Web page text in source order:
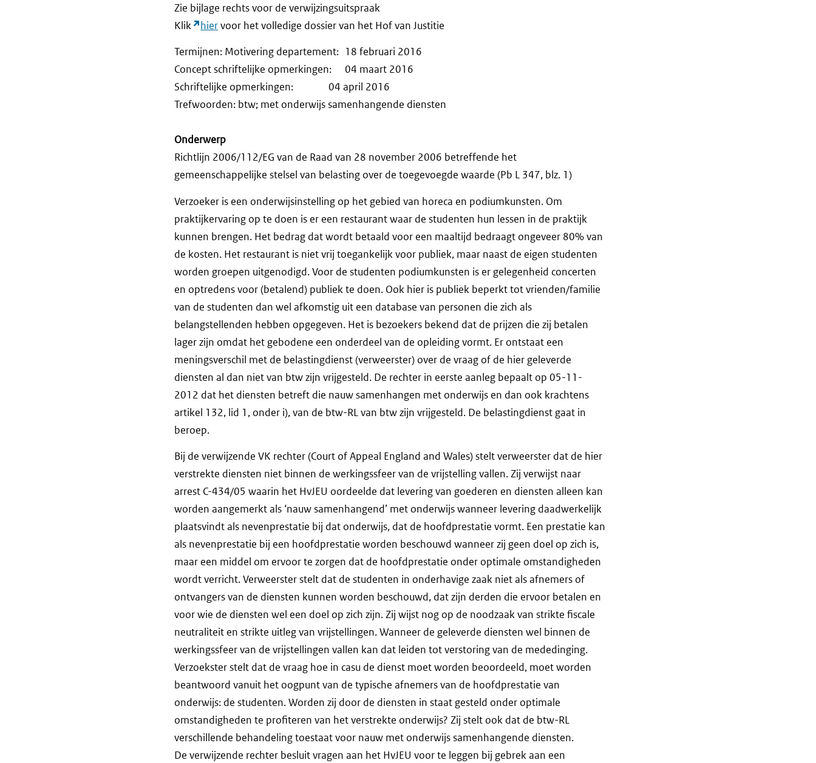
Zie bijlage rechts voor de verwijzingsuitspraak
Klik
hiervoor het volledige dossier van het Hof van Justitie
Termijnen: Motivering departement: 18 februari 2016
Concept schriftelijke opmerkingen: 04 maart 2016
Schriftelijke opmerkingen: 04 april 2016
Trefwoorden: btw; met onderwijs samenhangende diensten
Onderwerp
Richtlijn 2006/112/EG van de Raad van 28 november 2006 betreffende het
gemeenschappelijke stelsel van belasting over de toegevoegde waarde (Pb L 347, blz. 1)
Verzoeker is een onderwijsinstelling op het gebied van horeca en podiumkunsten. Om
praktijkervaring op te doen is er een restaurant waar de studenten hun lessen in de praktijk
kunnen brengen. Het bedrag dat wordt betaald voor een maaltijd bedraagt ongeveer 80% van
de kosten. Het restaurant is niet vrij toegankelijk voor publiek, maar naast de eigen studenten
worden groepen uitgenodigd. Voor de studenten podiumkunsten is er gelegenheid concerten
en optredens voor (betalend) publiek te doen. Ook hier is publiek beperkt tot vrienden/familie
van de studenten dan wel afkomstig uit een database van personen die zich als
belangstellenden hebben opgegeven. Het is bezoekers bekend dat de prijzen die zij betalen
lager zijn omdat het gebodene een onderdeel van de opleiding vormt. Er ontstaat een
meningsverschil met de belastingdienst (verweerster) over de vraag of de hier geleverde
diensten al dan niet van btw zijn vrijgesteld. De rechter in eerste aanleg bepaalt op 05-11-
2012 dat het diensten betreft die nauw samenhangen met onderwijs en dan ook krachtens
artikel 132, lid 1, onder i), van de btw-RL van btw zijn vrijgesteld. De belastingdienst gaat in
beroep.
Bij de verwijzende VK rechter (Court of Appeal England and Wales) stelt verweerster dat de hier
verstrekte diensten niet binnen de werkingssfeer van de vrijstelling vallen. Zij verwijst naar
arrest C-434/05 waarin het HvJEU oordeelde dat levering van goederen en diensten alleen kan
worden aangemerkt als ‘nauw samenhangend’ met onderwijs wanneer levering daadwerkelijk
plaatsvindt als nevenprestatie bij dat onderwijs, dat de hoofdprestatie vormt. Een prestatie kan
als nevenprestatie bij een hoofdprestatie worden beschouwd wanneer zij geen doel op zich is,
maar een middel om ervoor te zorgen dat de hoofdprestatie onder optimale omstandigheden
wordt verricht. Verweerster stelt dat de studenten in onderhavige zaak niet als afnemers of
ontvangers van de diensten kunnen worden beschouwd, dat zijn derden die ervoor betalen en
voor wie de diensten wel een doel op zich zijn. Zij wijst nog op de noodzaak van strikte fiscale
neutraliteit en strikte uitleg van vrijstellingen. Wanneer de geleverde diensten wel binnen de
werkingssfeer van de vrijstellingen vallen kan dat leiden tot verstoring van de mededinging.
Verzoekster stelt dat de vraag hoe in casu de dienst moet worden beoordeeld, moet worden
beantwoord vanuit het oogpunt van de typische afnemers van de hoofdprestatie van
onderwijs: de studenten. Worden zij door de diensten in staat gesteld onder optimale
omstandigheden te profiteren van het verstrekte onderwijs? Zij stelt ook dat de btw-RL
verschillende behandeling toestaat voor nauw met onderwijs samenhangende diensten.
De verwijzende rechter besluit vragen aan het HvJEU voor te leggen bij gebrek aan een